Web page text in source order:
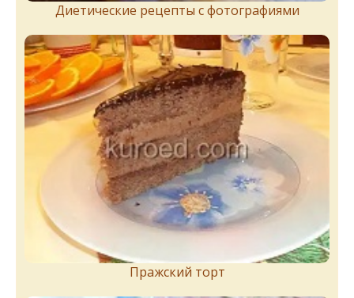
Диетические рецепты с фотографиями
Пражский торт